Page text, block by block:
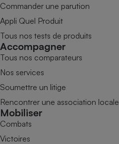
Commander une parution
Appli Quel Produit
Tous nos tests de produits
Accompagner
Tous nos comparateurs
Nos services
Soumettre un litige
Rencontrer une association locale
Mobiliser
Combats
Victoires